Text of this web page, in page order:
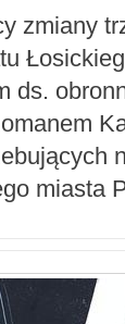
zmiany
ds.
miasta